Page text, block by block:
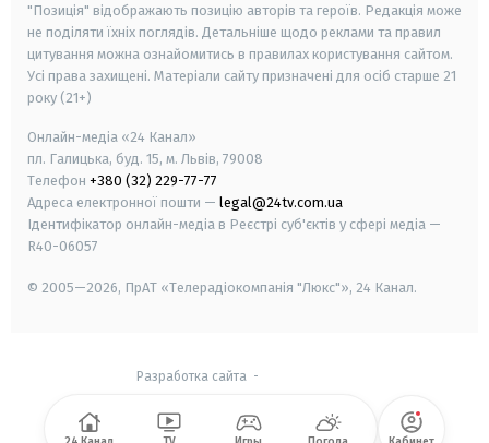
"Позиція" відображають позицію авторів та героїв. Редакція може
не поділяти їхніх поглядів. Детальніше щодо реклами та правил
цитування можна ознайомитись в правилах користування сайтом.
Усі права захищені. Матеріали сайту призначені для осіб старше 21
року (21+)
Онлайн-медіа «24 Канал»
пл. Галицька, буд. 15, м. Львів, 79008
Телефон +380 (32) 229-77-77
Адреса електронної пошти — legal@24tv.com.ua
Ідентифікатор онлайн-медіа в Реєстрі суб'єктів у сфері медіа —
R40-06057
© 2005—2026, ПрАТ «Телерадіокомпанія "Люкс"», 24 Канал.
Разработка сайта -